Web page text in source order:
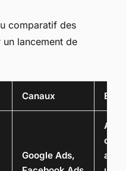
comparatif des
lancement de
Canaux
Google Ads,